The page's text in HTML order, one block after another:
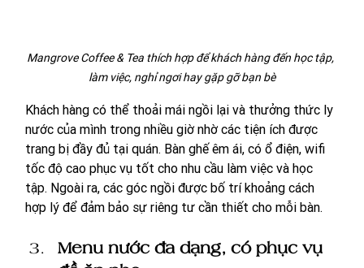
Mangrove Coffee & Tea thích hợp để khách hàng đến học tập,
làm việc, nghỉ ngơi hay gặp gỡ bạn bè
Khách hàng có thể thoải mái ngồi lại và thưởng thức ly
nước của mình trong nhiều giờ nhờ các tiện ích được
trang bị đầy đủ tại quán. Bàn ghế êm ái, có ổ điện, wifi
tốc độ cao phục vụ tốt cho nhu cầu làm việc và học
tập. Ngoài ra, các góc ngồi được bố trí khoảng cách
hợp lý để đảm bảo sự riêng tư cần thiết cho mỗi bàn.
Menu nước đa dạng, có phục vụ